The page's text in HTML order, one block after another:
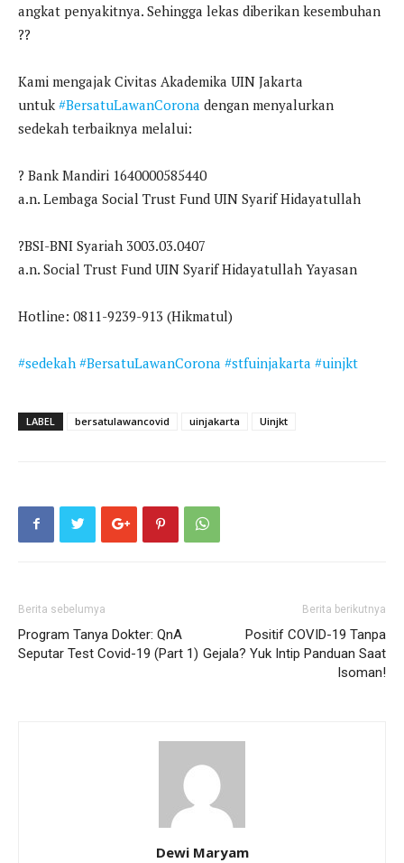
angkat penyakitnya. Sehingga lekas diberikan kesembuhan
??
Kami mengajak Civitas Akademika UIN Jakarta
untuk #BersatuLawanCorona dengan menyalurkan
sedekah terbaiknya melalui:
? Bank Mandiri 1640000585440
a.n. Lembaga Social Trust Fund UIN Syarif Hidayatullah
?BSI-BNI Syariah 3003.03.0407
a.n. Social Trust Fund UIN Syarif Hidayatullah Yayasan
Hotline: 0811-9239-913 (Hikmatul)
#sedekah #BersatuLawanCorona #stfuinjakarta #uinjkt
LABEL bersatulawancovid uinjakarta Uinjkt
Berita sebelumya
Program Tanya Dokter: QnA
Seputar Test Covid-19 (Part 1)
Berita berikutnya
Positif COVID-19 Tanpa
Gejala? Yuk Intip Panduan Saat
Isoman!
Dewi Maryam